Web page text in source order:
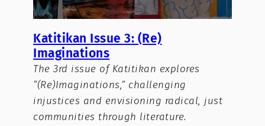
Katitikan Issue 3: (Re)
Imaginations
The 3rd issue of Katitikan explores
“(Re)Imaginations,” challenging
injustices and envisioning radical, just
communities through literature.